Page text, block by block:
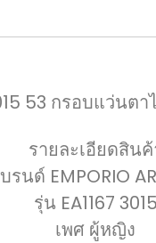
53 กรอบแว่
รายละเอียดสิน
รนด์ EMPORIO
รุ่น EA1167 3015
เพศ ผู้หญิง